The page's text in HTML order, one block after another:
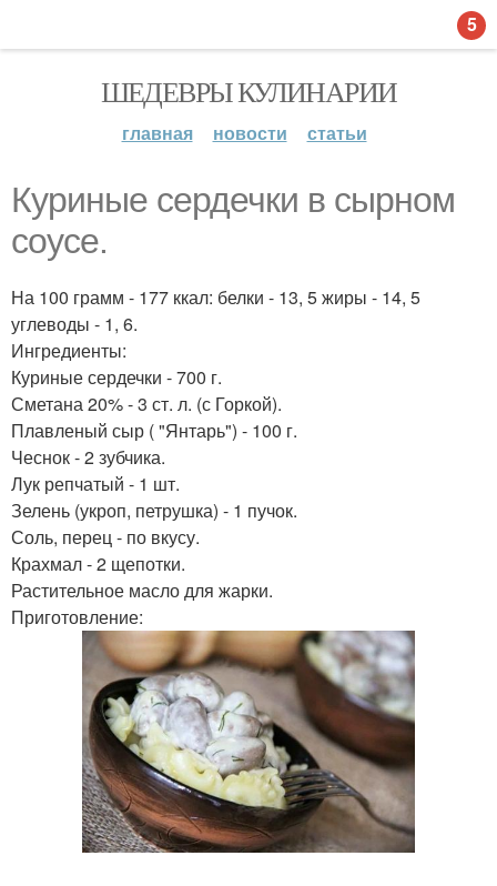
ШЕДЕВРЫ КУЛИНАРИИ
главная новости статьи
Куриные сердечки в сырном
соусе.
На 100 грамм - 177 ккал: белки - 13, 5 жиры - 14, 5
углеводы - 1, 6.
Ингредиенты:
Куриные сердечки - 700 г.
Сметана 20% - 3 ст. л. (с Горкой).
Плавленый сыр ( "Янтарь") - 100 г.
Чеснок - 2 зубчика.
Лук репчатый - 1 шт.
Зелень (укроп, петрушка) - 1 пучок.
Соль, перец - по вкусу.
Крахмал - 2 щепотки.
Растительное масло для жарки.
Приготовление:
5